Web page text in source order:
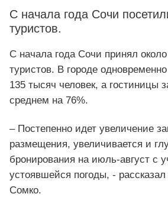
С начала года Сочи
туристов.
С начала года Сочи принял
туристов. В городе
135 тысяч человек, а гостиницы
среднем на 76%.
– Постепенно идет увеличение
размещения, увеличивается и
бронирования на июль-август с
устоявшейся погоды, -
Сомко.